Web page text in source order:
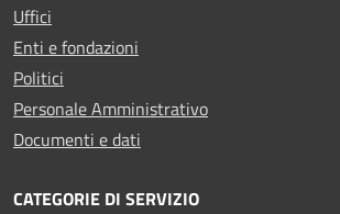
Uffici
Enti e fondazioni
Politici
Personale Amministrativo
Documenti e dati
CATEGORIE DI SERVIZIO